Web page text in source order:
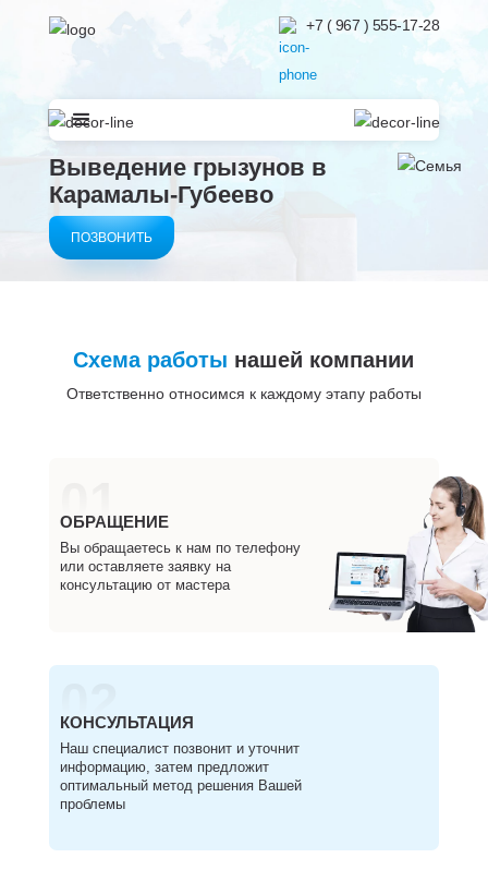
+7 ( 967 ) 555-17-28
Выведение грызунов в
Карамалы-Губеево
ПОЗВОНИТЬ
Схема работы нашей компании
Ответственно относимся к каждому этапу работы
01
ОБРАЩЕНИЕ
Вы обращаетесь к нам по телефону
или оставляете заявку на
консультацию от мастера
02
КОНСУЛЬТАЦИЯ
Наш специалист позвонит и уточнит
информацию, затем предложит
оптимальный метод решения Вашей
проблемы